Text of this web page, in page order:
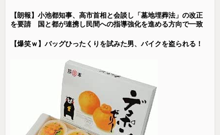
【朗報】小池都知事、高市首相と会談し「墓地埋葬法」の改正
を要請 国と都が連携し民間への指導強化を進める方向で一致
【爆笑ｗ】バッグひったくりを試みた男、バイクを盗られる！